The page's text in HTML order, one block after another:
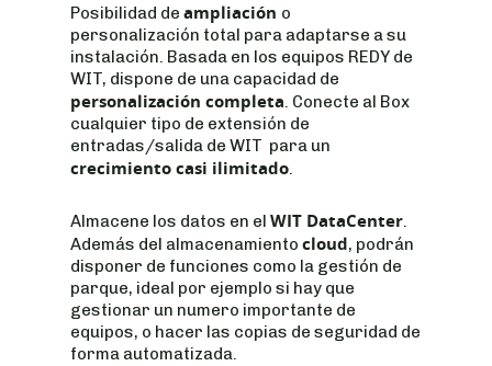
Posibilidad de ampliación o
personalización total para adaptarse a su
instalación. Basada en los equipos REDY de
WIT, dispone de una capacidad de
personalización completa. Conecte al Box
cualquier tipo de extensión de
entradas/salida de WIT para un
crecimiento casi ilimitado.
Almacene los datos en el WIT DataCenter.
Además del almacenamiento cloud, podrán
disponer de funciones como la gestión de
parque, ideal por ejemplo si hay que
gestionar un numero importante de
equipos, o hacer las copias de seguridad de
forma automatizada.